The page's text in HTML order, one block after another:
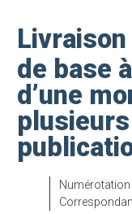
de base
d’une